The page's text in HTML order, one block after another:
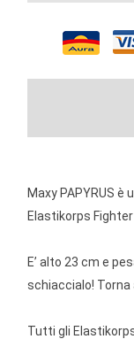
Maxy PAPYRUS è
Elastikorps Fighter
E’ alto 23 cm e
schiaccialo! Torna
Tutti gli